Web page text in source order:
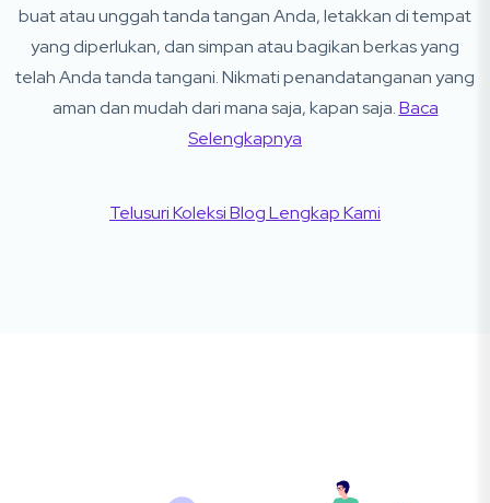
buat atau unggah tanda tangan Anda, letakkan di tempat
yang diperlukan, dan simpan atau bagikan berkas yang
telah Anda tanda tangani. Nikmati penandatanganan yang
aman dan mudah dari mana saja, kapan saja.Baca
Selengkapnya
Telusuri Koleksi Blog Lengkap Kami